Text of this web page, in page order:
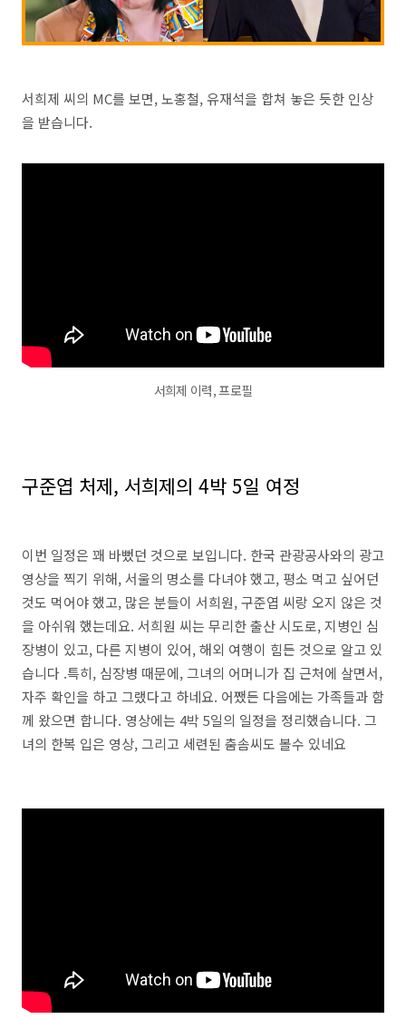
서희제 씨의 MC를 보면, 노홍철, 유재석을 합쳐 놓은 듯한 인상
을 받습니다.
서희제 이력, 프로필
구준엽 처제, 서희제의 4박 5일 여정
이번 일정은 꽤 바뻤던 것으로 보입니다. 한국 관광공사와의 광고
영상을 찍기 위해, 서울의 명소를 다녀야 했고, 평소 먹고 싶어던
것도 먹어야 했고, 많은 분들이 서희원, 구준엽 씨랑 오지 않은 것
을 아쉬워 했는데요. 서희원 씨는 무리한 출산 시도로, 지병인 심
장병이 있고, 다른 지병이 있어, 해외 여행이 힘든 것으로 알고 있
습니다 .특히, 심장병 때문에, 그녀의 어머니가 집 근처에 살면서,
자주 확인을 하고 그랬다고 하네요. 어쨌든 다음에는 가족들과 함
께 왔으면 합니다. 영상에는 4박 5일의 일정을 정리했습니다. 그
녀의 한복 입은 영상, 그리고 세련된 춤솜씨도 볼수 있네요